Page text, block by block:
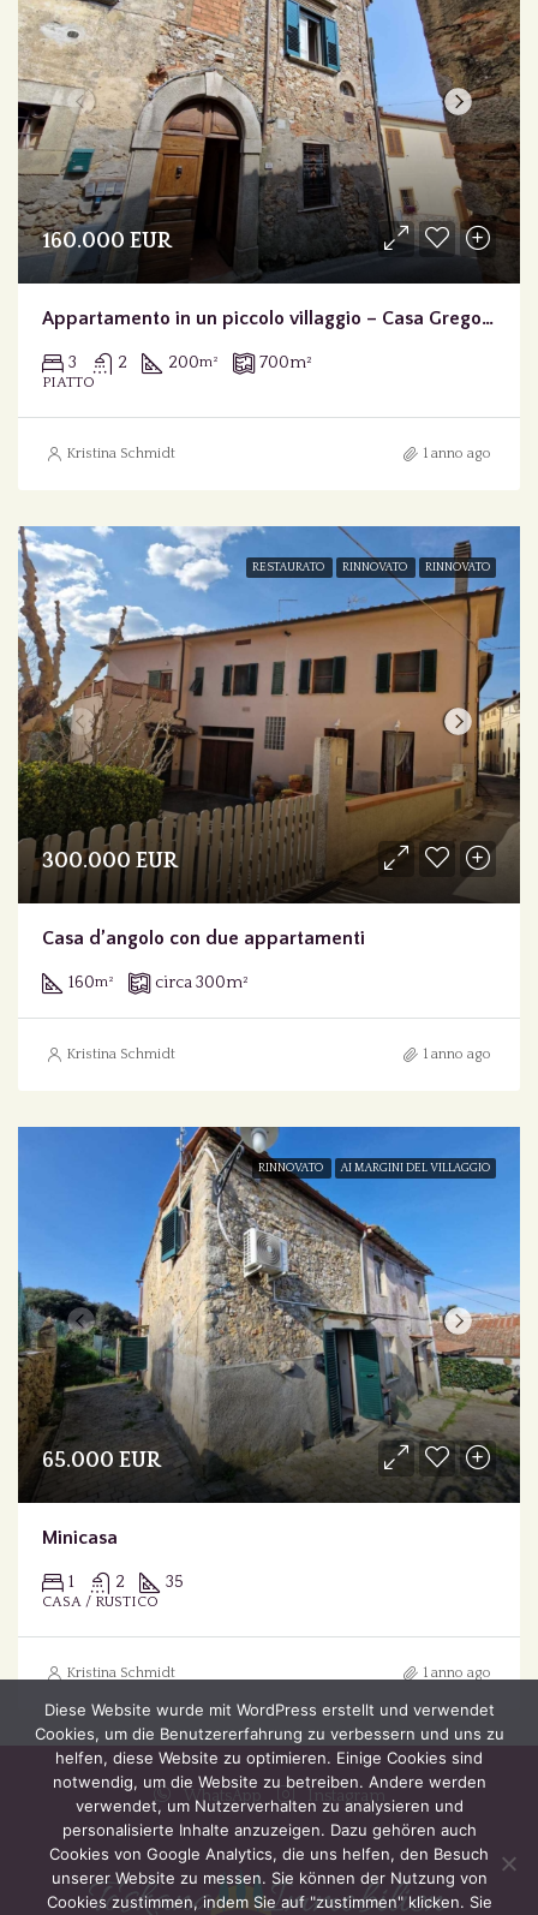
160.000 EUR
Appartamento in un piccolo villaggio – Casa Gregorio
3 2 200m² 700m²
PIATTO
Kristina Schmidt 1 anno ago
RESTAURATO RINNOVATO RINNOVATO
300.000 EUR
Casa d’angolo con due appartamenti
160m² circa 300m²
Kristina Schmidt 1 anno ago
RINNOVATO AI MARGINI DEL VILLAGGIO
65.000 EUR
Minicasa
1 2 35
CASA / RUSTICO
Kristina Schmidt 1 anno ago
WhatsApp Instagram
Diese Website wurde mit WordPress erstellt und verwendet
Cookies, um die Benutzererfahrung zu verbessern und uns zu
helfen, diese Website zu optimieren. Einige Cookies sind
notwendig, um die Website zu betreiben. Andere werden
verwendet, um Nutzerverhalten zu analysieren und
personalisierte Inhalte anzuzeigen. Dazu gehören auch
Cookies von Google Analytics, die uns helfen, den Besuch
unserer Website zu messen. Sie können der Nutzung von
Cookies zustimmen, indem Sie auf "zustimmen" klicken. Sie